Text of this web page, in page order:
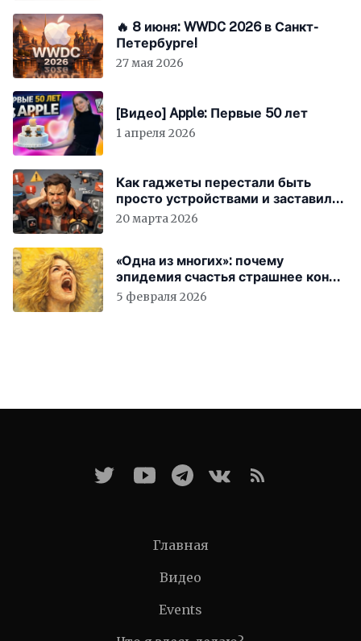
🔥 8 июня: WWDC 2026 в Санкт-
Петербурге!
27 мая 2026
[Видео] Apple: Первые 50 лет
1 апреля 2026
Как гаджеты перестали быть
просто устройствами и заставили
вас бесплатно работать
20 марта 2026
«Одна из многих»: почему
эпидемия счастья страшнее конца
света
5 февраля 2026
Главная
Видео
Events